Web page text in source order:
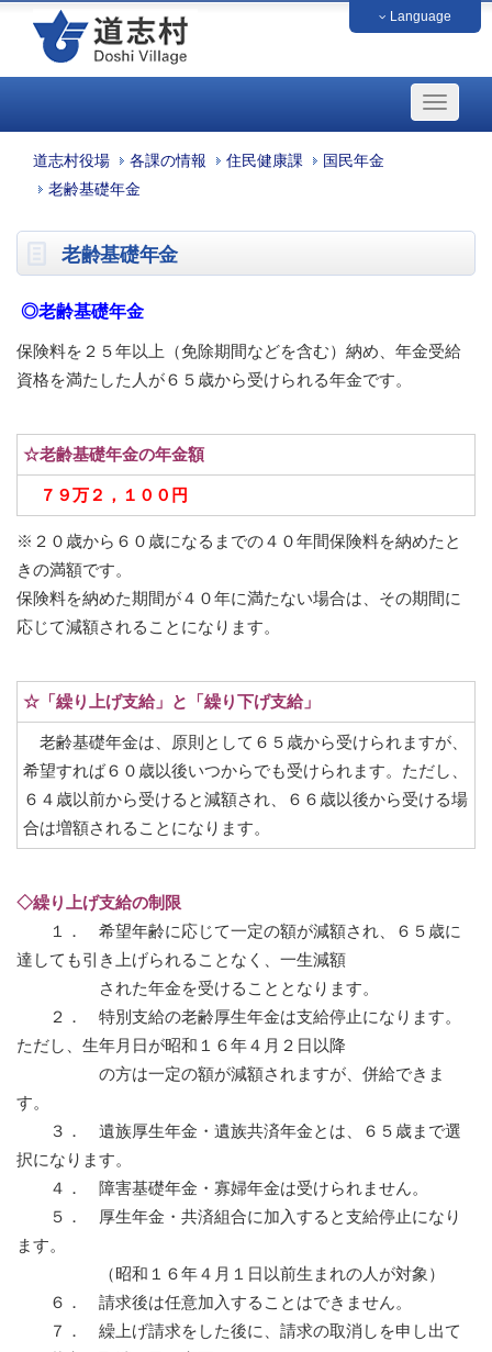
Language
道志村役場 各課の情報 住民健康課
国民年金
老齢基礎年金
老齢基礎年金
◎老齢基礎年金
保険料を２５年以上（免除期間などを含む）納め、年金受給
資格を満たした人が６５歳から受けられる年金です。
☆老齢基礎年金の年金額
７９万２，１００円
※２０歳から６０歳になるまでの４０年間保険料を納めたと
きの満額です。
保険料を納めた期間が４０年に満たない場合は、その期間に
応じて減額されることになります。
☆「繰り上げ支給」と「繰り下げ支給」
老齢基礎年金は、原則として６５歳から受けられますが、
希望すれば６０歳以後いつからでも受けられます。ただし、
６４歳以前から受けると減額され、６６歳以後から受ける場
合は増額されることになります。
◇繰り上げ支給の制限
１． 希望年齢に応じて一定の額が減額され、６５歳に
達しても引き上げられることなく、一生減額
された年金を受けることとなります。
２． 特別支給の老齢厚生年金は支給停止になります。
ただし、生年月日が昭和１６年４月２日以降
の方は一定の額が減額されますが、併給できま
す。
３． 遺族厚生年金・遺族共済年金とは、６５歳まで選
択になります。
４． 障害基礎年金・寡婦年金は受けられません。
５． 厚生年金・共済組合に加入すると支給停止になり
ます。
（昭和１６年４月１日以前生まれの人が対象）
６． 請求後は任意加入することはできません。
７． 繰上げ請求をした後に、請求の取消しを申し出て